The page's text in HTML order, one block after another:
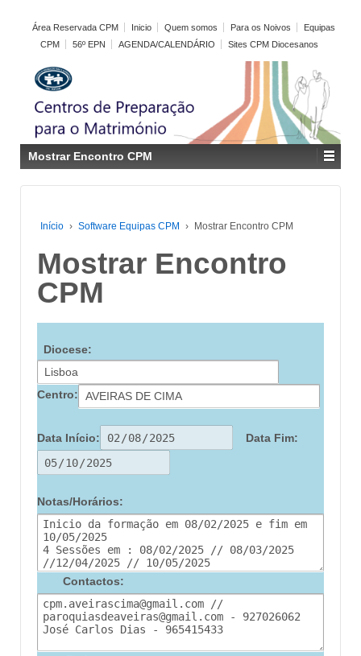
Área Reservada CPM Inicio Quem somos Para os Noivos
Equipas
CPM
56º EPN AGENDA/CALENDÁRIO Sites CPM Diocesanos
Mostrar Encontro CPM
Início › Software Equipas CPM › Mostrar Encontro CPM
Mostrar Encontro
CPM
Diocese:
Centro:
Data Início: Data Fim:
Notas/Horários:
Contactos: